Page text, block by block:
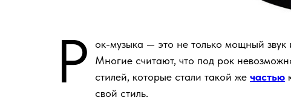
Р
ок-музыка — это не только мощный звук
Многие считают, что под рок
стилей, которые стали такой же частью
свой стиль.